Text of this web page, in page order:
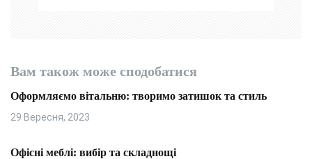
Вам також може сподобатися
Оформляємо вітальню: творимо затишок та стиль
29 Вересня, 2023
Офісні меблі: вибір та складнощі